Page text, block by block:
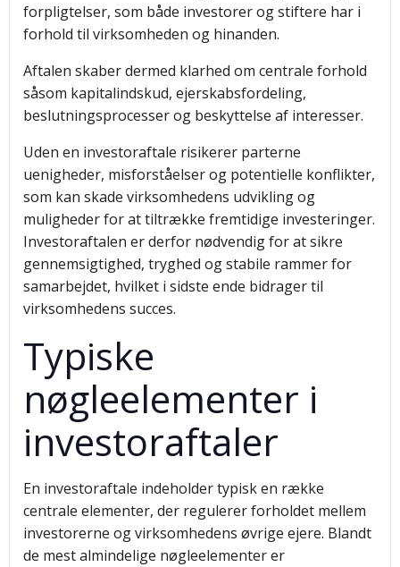
forpligtelser, som både investorer og stiftere har i
forhold til virksomheden og hinanden.
Aftalen skaber dermed klarhed om centrale forhold
såsom kapitalindskud, ejerskabsfordeling,
beslutningsprocesser og beskyttelse af interesser.
Uden en investoraftale risikerer parterne
uenigheder, misforståelser og potentielle konflikter,
som kan skade virksomhedens udvikling og
muligheder for at tiltrække fremtidige investeringer.
Investoraftalen er derfor nødvendig for at sikre
gennemsigtighed, tryghed og stabile rammer for
samarbejdet, hvilket i sidste ende bidrager til
virksomhedens succes.
Typiske
nøgleelementer i
investoraftaler
En investoraftale indeholder typisk en række
centrale elementer, der regulerer forholdet mellem
investorerne og virksomhedens øvrige ejere. Blandt
de mest almindelige nøgleelementer er